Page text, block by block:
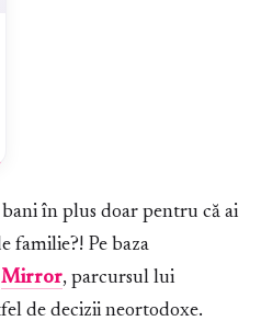
în plus doar pentru că ai
familie?! Pe baza
Mirror, parcursul lui
de decizii neortodoxe.